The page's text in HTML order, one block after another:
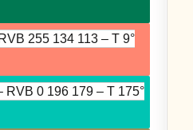
255 134 113 – T 9°
RVB 0 196 179 – T 175°